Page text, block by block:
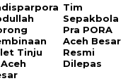
Tinju
Tim
Sepakbola
Pra PORA
Aceh Besar
Resmi
Dilepas